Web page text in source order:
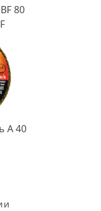
80
A 40